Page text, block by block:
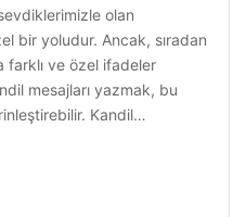
olan
bir yoludur. Ancak, sıradan
farklı ve özel ifadeler
mesajları yazmak, bu
Kandil…